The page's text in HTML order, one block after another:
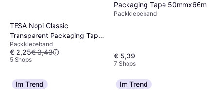
TESA Nopi Classic
Transparent Packaging Tape
57211 50mmx66m
Packklebeband
€ 2,25€ 3,43
5 Shops
Packaging Tape 50mmx66m
Packklebeband
€ 5,39
7 Shops
Im Trend Im Trend